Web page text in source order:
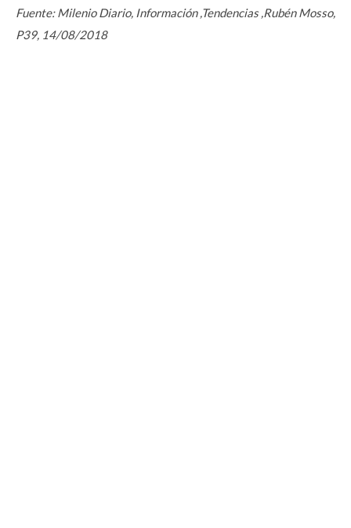
Fuente: Milenio Diario, Información ,Tendencias ,Rubén Mosso,
P39, 14/08/2018